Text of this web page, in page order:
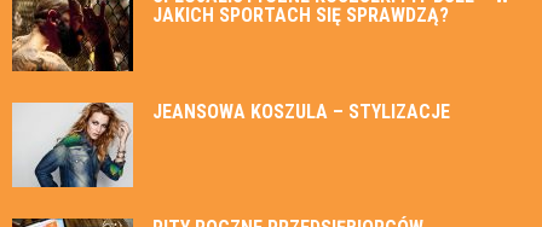
JAKICH SPORTACH SIĘ SPRAWDZĄ?
JEANSOWA KOSZULA – STYLIZACJE